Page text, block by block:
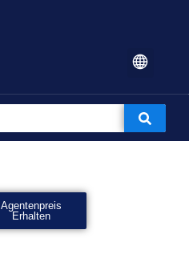
Agentenpreis
Erhalten